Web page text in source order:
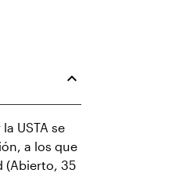
USTA se
a los que
(Abierto, 35